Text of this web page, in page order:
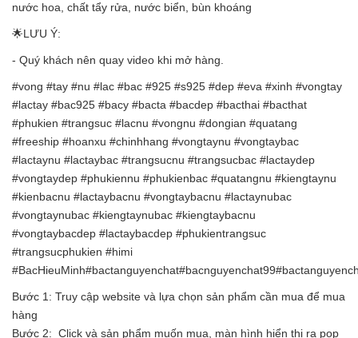
nước hoa, chất tẩy rửa, nước biển, bùn khoáng
🌟LƯU Ý:
- Quý khách nên quay video khi mở hàng.
#vong #tay #nu #lac #bac #925 #s925 #dep #eva #xinh #vongtay
#lactay #bac925 #bacy #bacta #bacdep #bacthai #bacthat
#phukien #trangsuc #lacnu #vongnu #dongian #quatang
#freeship #hoanxu #chinhhang #vongtaynu #vongtaybac
#lactaynu #lactaybac #trangsucnu #trangsucbac #lactaydep
#vongtaydep #phukiennu #phukienbac #quatangnu #kiengtaynu
#kienbacnu #lactaybacnu #vongtaybacnu #lactaynubac
#vongtaynubac #kiengtaynubac #kiengtaybacnu
#vongtaybacdep #lactaybacdep #phukientrangsuc
#trangsucphukien #himi
Bước 1: Truy cập website và lựa chọn sản phẩm cần mua để mua
hàng
Bước 2: Click và sản phẩm muốn mua, màn hình hiển thị ra pop